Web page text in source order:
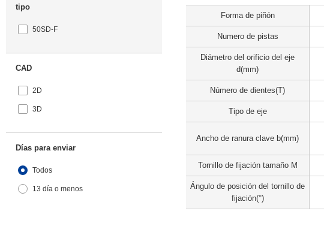
tipo
50SD-F
CAD
2D
3D
Días para enviar
Todos
13 día o menos
Forma de piñón
Numero de pistas
Diámetro del orificio del eje
d(mm)
Número de dientes(T)
Tipo de eje
Ancho de ranura clave b(mm)
Tornillo de fijación tamaño M
Ángulo de posición del tornillo de
fijación(°)